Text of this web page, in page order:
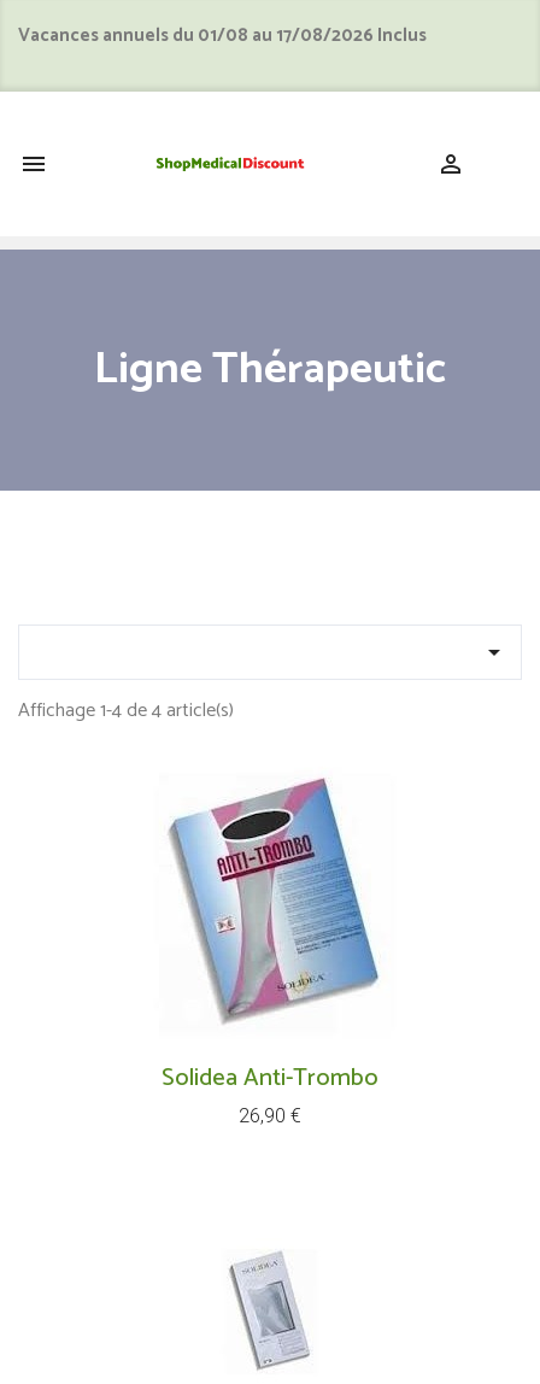
Vacances annuels du 01/08 au 17/08/2026 Inclus
 
Ligne Thérapeutic

Affichage 1-4 de 4 article(s)
Solidea Anti-Trombo
Prix
26,90 €